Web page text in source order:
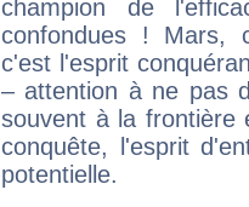
champion de
confondues ! Mars,
c'est l'esprit
– attention à ne pas
souvent à la frontière
conquête, l'esprit
potentielle.